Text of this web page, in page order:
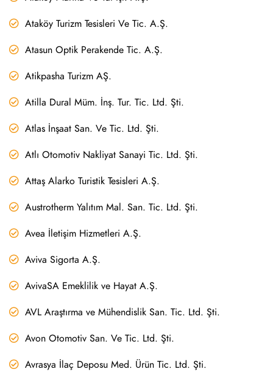
Ataköy Turizm Tesisleri Ve Tic. A.Ş.
Atasun Optik Perakende Tic. A.Ş.
Atikpasha Turizm AŞ.
Atilla Dural Müm. İnş. Tur. Tic. Ltd. Şti.
Atlas İnşaat San. Ve Tic. Ltd. Şti.
Atlı Otomotiv Nakliyat Sanayi Tic. Ltd. Şti.
Attaş Alarko Turistik Tesisleri A.Ş.
Austrotherm Yalıtım Mal. San. Tic. Ltd. Şti.
Avea İletişim Hizmetleri A.Ş.
Aviva Sigorta A.Ş.
AvivaSA Emeklilik ve Hayat A.Ş.
AVL Araştırma ve Mühendislik San. Tic. Ltd. Şti.
Avon Otomotiv San. Ve Tic. Ltd. Şti.
Avrasya İlaç Deposu Med. Ürün Tic. Ltd. Şti.